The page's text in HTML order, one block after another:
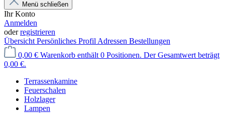
Menü schließen
Ihr Konto
Anmelden
oderregistrieren
Übersicht Persönliches Profil Adressen Bestellungen
0,00 € Warenkorb enthält 0 Positionen. Der Gesamtwert beträgt
0,00 €.
Terrassenkamine
Feuerschalen
Holzlager
Lampen